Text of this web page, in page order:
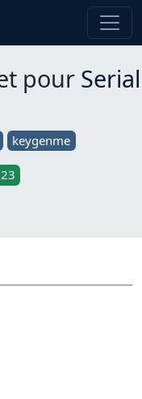
pour Serial
keygenme